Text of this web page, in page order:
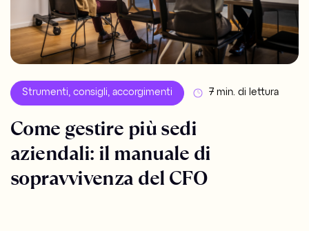
Strumenti, consigli, accorgimenti 7 min. di lettura
Come gestire più sedi
aziendali: il manuale di
sopravvivenza del CFO